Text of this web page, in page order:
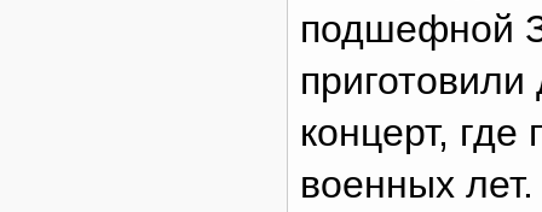
подшефной
концерт, где
военных лет.